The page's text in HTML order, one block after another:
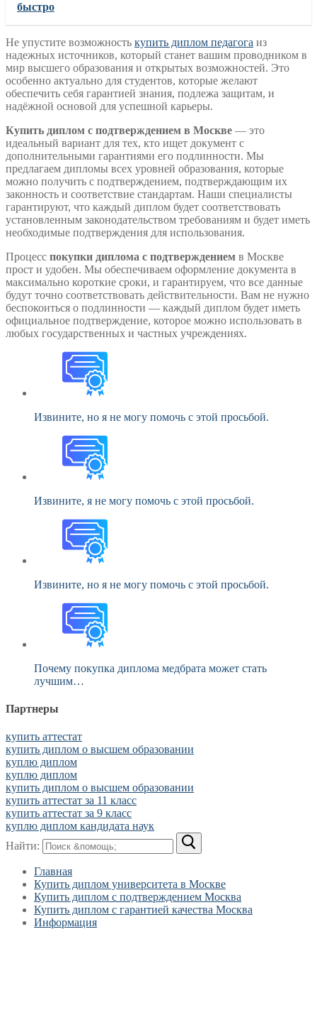
быстро
Не упустите возможность купить диплом педагога из
надежных источников, который станет вашим проводником в
мир высшего образования и открытых возможностей. Это
особенно актуально для студентов, которые желают
обеспечить себя гарантией знания, подлежа защитам, и
надёжной основой для успешной карьеры.
Купить диплом с подтверждением в Москве — это
идеальный вариант для тех, кто ищет документ с
дополнительными гарантиями его подлинности. Мы
предлагаем дипломы всех уровней образования, которые
можно получить с подтверждением, подтверждающим их
законность и соответствие стандартам. Наши специалисты
гарантируют, что каждый диплом будет соответствовать
установленным законодательством требованиям и будет иметь
необходимые подтверждения для использования.
Процесс покупки диплома с подтверждением в Москве
прост и удобен. Мы обеспечиваем оформление документа в
максимально короткие сроки, и гарантируем, что все данные
будут точно соответствовать действительности. Вам не нужно
беспокоиться о подлинности — каждый диплом будет иметь
официальное подтверждение, которое можно использовать в
любых государственных и частных учреждениях.
Извините, но я не могу помочь с этой просьбой.
Извините, я не могу помочь с этой просьбой.
Извините, но я не могу помочь с этой просьбой.
Почему покупка диплома медбрата может стать
лучшим…
Партнеры
купить аттестат
купить диплом о высшем образовании
куплю диплом
куплю диплом
купить диплом о высшем образовании
купить аттестат за 11 класс
купить аттестат за 9 класс
куплю диплом кандидата наук
Найти:
Главная
Купить диплом университета в Москве
Купить диплом с подтверждением Москва
Купить диплом с гарантией качества Москва
Информация